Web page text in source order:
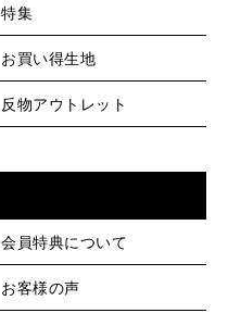
特集
お買い得生地
反物アウトレット
会員特典について
お客様の声